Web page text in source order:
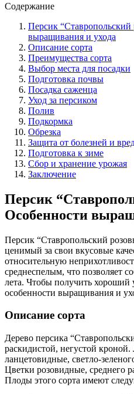
срок
Содержание
Персик
выращивания и ухода
Описание сорта
Преимущества сорта
Выбор места для посадки
Подготовка почвы
Посадка саженца
Уход за персиком
Полив
Подкормка
Обрезка
Защита от болезней и
Подготовка к зиме
Сбор и хранение урожая
Заключение
Персик
Особенности
Персик “Ставропольский
ценимый за свои вкусовые
относительную
среднеспелым, что позволяет
лета. Чтобы получить хороший
особенности выращивания и
Описание сорта
Дерево персика
раскидистой, негустой
ланцетовидные, светло-
Цветки розовидные, среднего
Плоды этого сорта имеют